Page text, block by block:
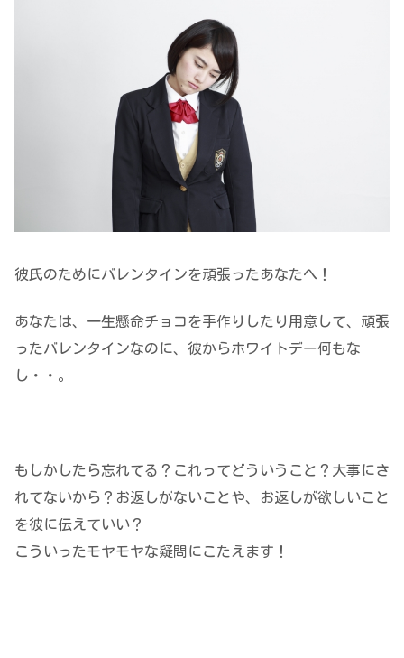
彼氏のためにバレンタインを頑張ったあなたへ！
あなたは、一生懸命チョコを手作りしたり用意して、頑張
ったバレンタインなのに、彼からホワイトデー何もな
し・・。
もしかしたら忘れてる？これってどういうこと？大事にさ
れてないから？お返しがないことや、お返しが欲しいこと
を彼に伝えていい？
こういったモヤモヤな疑問にこたえます！